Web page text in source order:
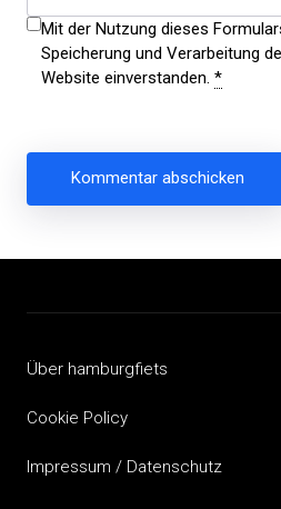
Mit der Nutzung dieses
Speicherung und Verarbeitung
Website einverstanden. *
Über hamburgfiets
Cookie Policy
Impressum / Datenschutz